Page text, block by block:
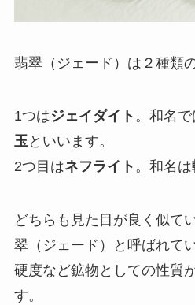
翡翠（ジェード）は２種類
1つはジェイダイト 。和名で
玉といいます。
2つ目はネフライト 。和名は
どちらも見た目が良く似て
翠（ジェード）と呼ばれて
硬度など鉱物としての性質
す。